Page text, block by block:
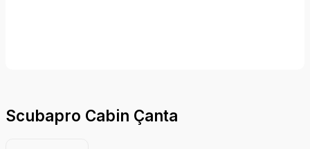
Scubapro Cabin Çanta